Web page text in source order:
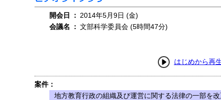
開会日 ： 2014年5月9日 (金)
会議名
： 文部科学委員会 (5時間47分)
はじめから再
案件：
地方教育行政の組織及び運営に関する法律の一部を